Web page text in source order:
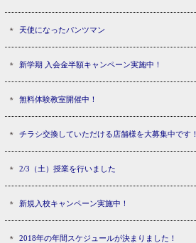
天使になったパンツマン
新学期 入会金半額キャンペーン実施中！
無料体験教室開催中！
チラシ交換していただける店舗様を大募集中です！
2/3（土）授業を行いました
新規入校キャンペーン実施中！
2018年の年間スケジュールが決まりました！